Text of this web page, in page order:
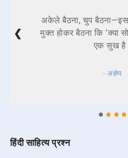
अकेले बैठना, चुप बैठना—इस
मुक्त होकर बैठना कि ‘क्या
एक सुख
- अज्ञेय
❮
हिंदी साहित्य प्रश्न